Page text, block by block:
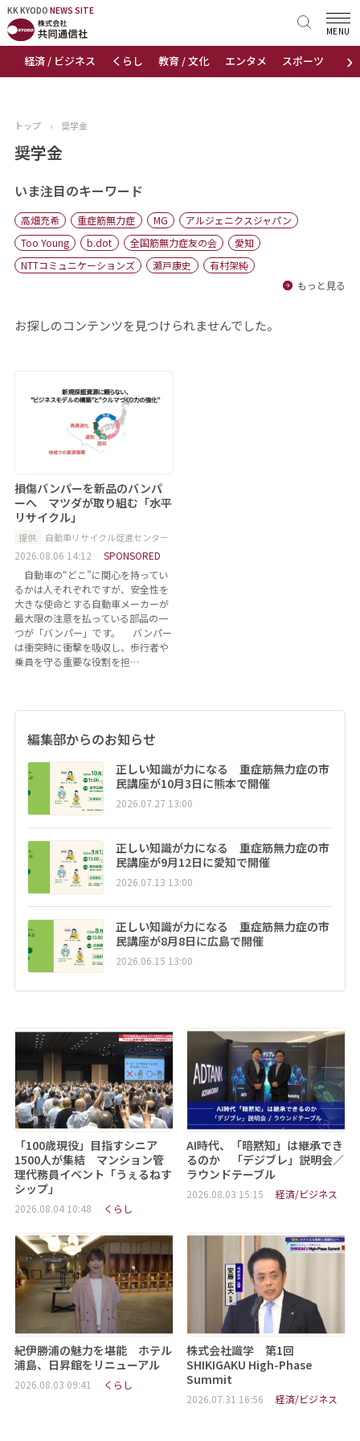
KK KYODO NEWS SITE
›
経済 / ビジネス くらし 教育 / 文化 エンタメ スポーツ 地域
MENU
KK KYODONEWS SITE
トップページ
ニュース
おすすめコンテンツ
出版物
会社概要
トップ › 奨学金
奨学金
いま注目のキーワード
高畑充希 重症筋無力症 MG
アルジェニクスジャパン
Too Young
b.dot 全国筋無力症友の会
愛知
NTTコミュニケーションズ
瀬戸康史
有村架純
もっと見る
お探しのコンテンツを見つけられませんでした。
損傷バンパーを新品のバンパ
ーへ マツダが取り組む「水平
リサイクル」
提供 自動車リサイクル促進センター
2026.08.06 14:12
SPONSORED
自動車の“どこ”に関心を持ってい
るかは人それぞれですが、安全性を
大きな使命とする自動車メーカーが
最大限の注意を払っている部品の一
つが「バンパー」です。 バンパー
は衝突時に衝撃を吸収し、歩行者や
乗員を守る重要な役割を担…
編集部からのお知らせ
正しい知識が力になる 重症筋無力症の市
民講座が10月3日に熊本で開催
2026.07.27 13:00
正しい知識が力になる 重症筋無力症の市
民講座が9月12日に愛知で開催
2026.07.13 13:00
正しい知識が力になる 重症筋無力症の市
民講座が8月8日に広島で開催
2026.06.15 13:00
「100歳現役」目指すシニア
1500人が集結 マンション管
理代務員イベント「うぇるねす
シップ」
2026.08.04 10:48 くらし
AI時代、「暗黙知」は継承でき
るのか 「デジブレ」説明会／
ラウンドテーブル
2026.08.03 15:15 経済/ビジネス
紀伊勝浦の魅力を堪能 ホテル
浦島、日昇館をリニューアル
2026.08.03 09:41 くらし
株式会社識学 第1回
SHIKIGAKU High-Phase
Summit
2026.07.31 16:56 経済/ビジネス